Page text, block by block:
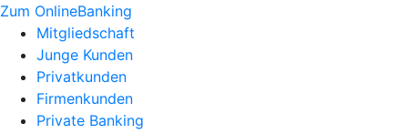
Zum OnlineBanking
Mitgliedschaft
Junge Kunden
Privatkunden
Firmenkunden
Private Banking